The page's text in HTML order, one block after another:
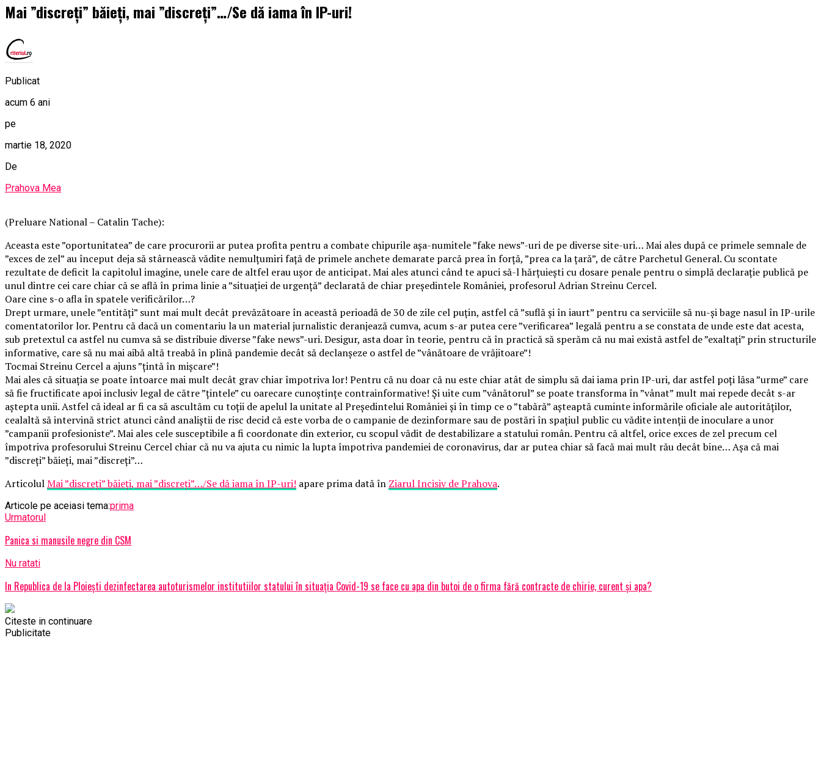
Mai ”discreți” băieți, mai ”discreți”…/Se dă iama în IP-uri!
Publicat
acum 6 ani
pe
martie 18, 2020
De
Prahova Mea
(Preluare National – Catalin Tache):
Aceasta este ”oportunitatea” de care procurorii ar putea profita pentru a combate chipurile așa-numitele ”fake news”-uri de pe diverse site-uri… Mai ales după ce primele semnale de
”exces de zel” au început deja să stârnească vădite nemulțumiri față de primele anchete demarate parcă prea în forță, ”prea ca la țară”, de către Parchetul General. Cu scontate
rezultate de deficit la capitolul imagine, unele care de altfel erau ușor de anticipat. Mai ales atunci când te apuci să-l hărțuiești cu dosare penale pentru o simplă declarație publică pe
unul dintre cei care chiar că se află în prima linie a ”situației de urgență” declarată de chiar președintele României, profesorul Adrian Streinu Cercel.
Oare cine s-o afla în spatele verificărilor…?
Drept urmare, unele ”entități” sunt mai mult decât prevăzătoare în această perioadă de 30 de zile cel puțin, astfel că ”suflă și în iaurt” pentru ca serviciile să nu-și bage nasul în IP-urile
comentatorilor lor. Pentru că dacă un comentariu la un material jurnalistic deranjează cumva, acum s-ar putea cere ”verificarea” legală pentru a se constata de unde este dat acesta,
sub pretextul ca astfel nu cumva să se distribuie diverse ”fake news”-uri. Desigur, asta doar în teorie, pentru că în practică să sperăm că nu mai există astfel de ”exaltați” prin structurile
informative, care să nu mai aibă altă treabă în plină pandemie decât să declanșeze o astfel de ”vânătoare de vrăjitoare”!
Tocmai Streinu Cercel a ajuns ”țintă în mișcare”!
Mai ales că situația se poate întoarce mai mult decât grav chiar împotriva lor! Pentru că nu doar că nu este chiar atât de simplu să dai iama prin IP-uri, dar astfel poți lăsa ”urme” care
să fie fructificate apoi inclusiv legal de către ”țintele” cu oarecare cunoștințe contrainformative! Și uite cum ”vânătorul” se poate transforma în ”vânat” mult mai repede decât s-ar
aștepta unii. Astfel că ideal ar fi ca să ascultăm cu toții de apelul la unitate al Președintelui României și în timp ce o ”tabără” așteaptă cuminte informările oficiale ale autorităților,
cealaltă să intervină strict atunci când analiștii de risc decid că este vorba de o campanie de dezinformare sau de postări în spațiul public cu vădite intenții de inoculare a unor
”campanii profesioniste”. Mai ales cele susceptibile a fi coordonate din exterior, cu scopul vădit de destabilizare a statului român. Pentru că altfel, orice exces de zel precum cel
împotriva profesorului Streinu Cercel chiar că nu va ajuta cu nimic la lupta împotriva pandemiei de coronavirus, dar ar putea chiar să facă mai mult rău decât bine… Așa că mai
”discreți” băieți, mai ”discreți”…
ArticolulMai ”discreți” băieți, mai ”discreți”…/Se dă iama în IP-uri! apare prima dată în Ziarul Incisiv de Prahova.
Articole pe aceiasi tema:prima
Urmatorul
Panica si manusile negre din CSM
Nu ratati
In Republica de la Ploiești dezinfectarea autoturismelor institutiilor statului în situația Covid-19 se face cu apa din butoi de o firma fără contracte de chirie, curent și apa?
Citeste in continuare
Publicitate